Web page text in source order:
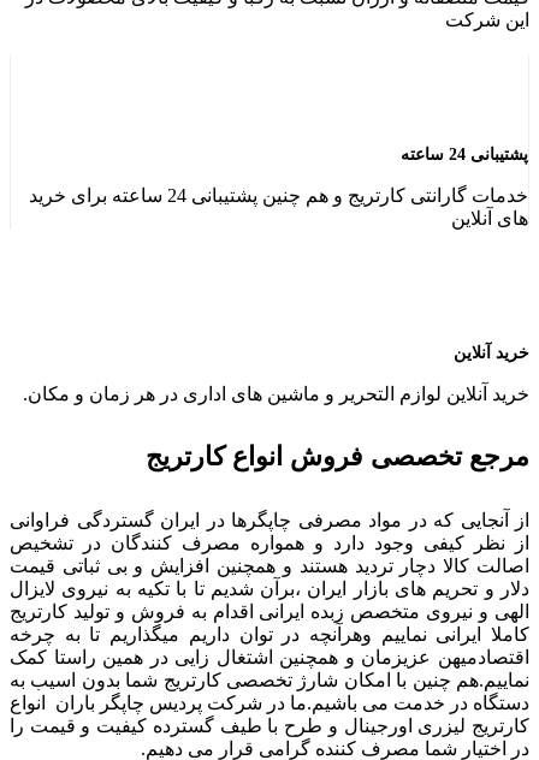
این شرکت
پشتیبانی 24 ساعته
خدمات گارانتی کارتریج و هم چنین پشتیبانی 24 ساعته برای خرید
های آنلاین
خرید آنلاین
خرید آنلاین لوازم التحریر و ماشین های اداری در هر زمان و مکان.
مرجع تخصصی فروش انواع کارتریج
از آنجایی که در مواد مصرفی چاپگرها در ایران گستردگی فراوانی
از نظر کیفی وجود دارد و همواره مصرف کنندگان در تشخیص
اصالت کالا دچار تردید هستند و همچنین افزایش و بی ثباتی قیمت
دلار و تحریم های بازار ایران ،برآن شدیم تا با تکیه به نیروی لایزال
الهی و نیروی متخصص زبده ایرانی اقدام به فروش و تولید کارتریج
کاملا ایرانی نماییم وهرآنچه در توان داریم میگذاریم تا به چرخه
اقتصادمیهن عزیزمان و همچنین اشتغال زایی در همین راستا کمک
نماییم.هم چنین با امکان شارژ تخصصی کارتریج شما بدون اسیب به
دستگاه در خدمت می باشیم.ما در شرکت پردیس چاپگر باران انواع
کارتریج لیزری اورجینال و طرح با طیف گسترده کیفیت و قیمت را
در اختیار شما مصرف کننده گرامی قرار می دهیم.